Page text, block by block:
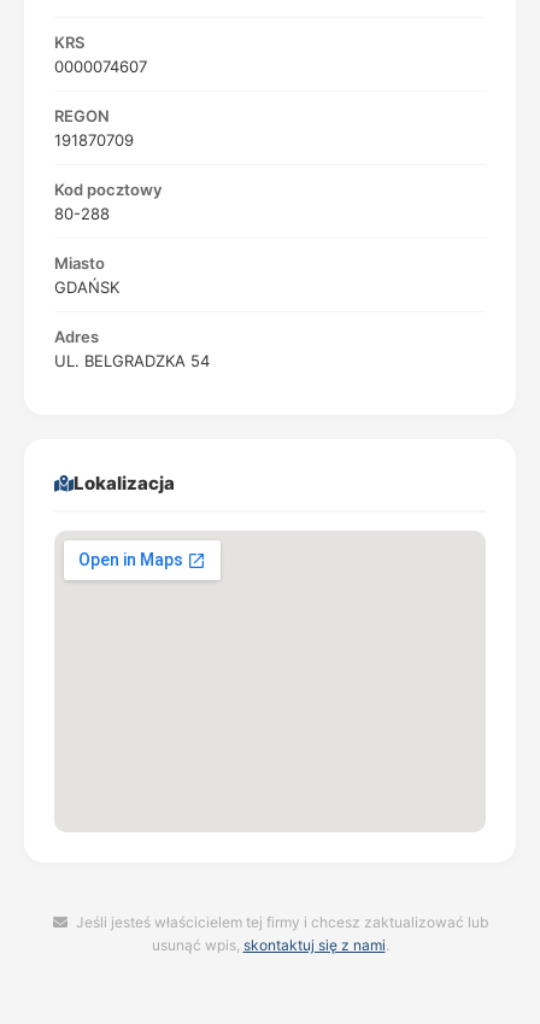
KRS
0000074607
REGON
191870709
Kod pocztowy
80-288
Miasto
GDAŃSK
Adres
UL. BELGRADZKA 54
Lokalizacja
Jeśli jesteś właścicielem tej firmy i chcesz zaktualizować lub
usunąć wpis, skontaktuj się z nami.